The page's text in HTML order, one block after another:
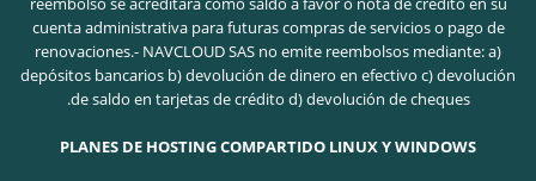
cuenta administrativa para futuras compras de servicios o pago de
renovaciones.- NAVCLOUD SAS no emite reembolsos mediante: a)
depósitos bancarios b) devolución de dinero en efectivo c) devolución
de saldo en tarjetas de crédito d) devolución de cheques.
PLANES DE HOSTING COMPARTIDO LINUX Y WINDOWS